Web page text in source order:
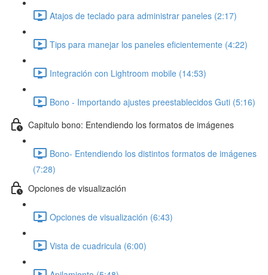
Atajos de teclado para administrar paneles (2:17)
Tips para manejar los paneles eficientemente (4:22)
Integración con Lightroom mobile (14:53)
Bono - Importando ajustes preestablecidos Guti (5:16)
Capitulo bono: Entendiendo los formatos de imágenes
Bono- Entendiendo los distintos formatos de imágenes
(7:28)
Opciones de visualización
Opciones de visualización (6:43)
Vista de cuadricula (6:00)